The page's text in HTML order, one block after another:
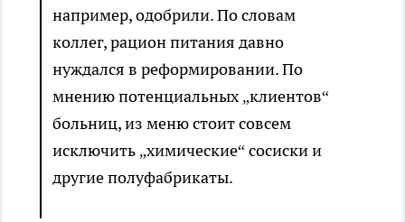
например, одобрили. По словам
коллег, рацион питания давно
нуждался в реформировании. По
мнению потенциальных „клиентов“
больниц, из меню стоит совсем
исключить „химические“ сосиски и
другие полуфабрикаты.